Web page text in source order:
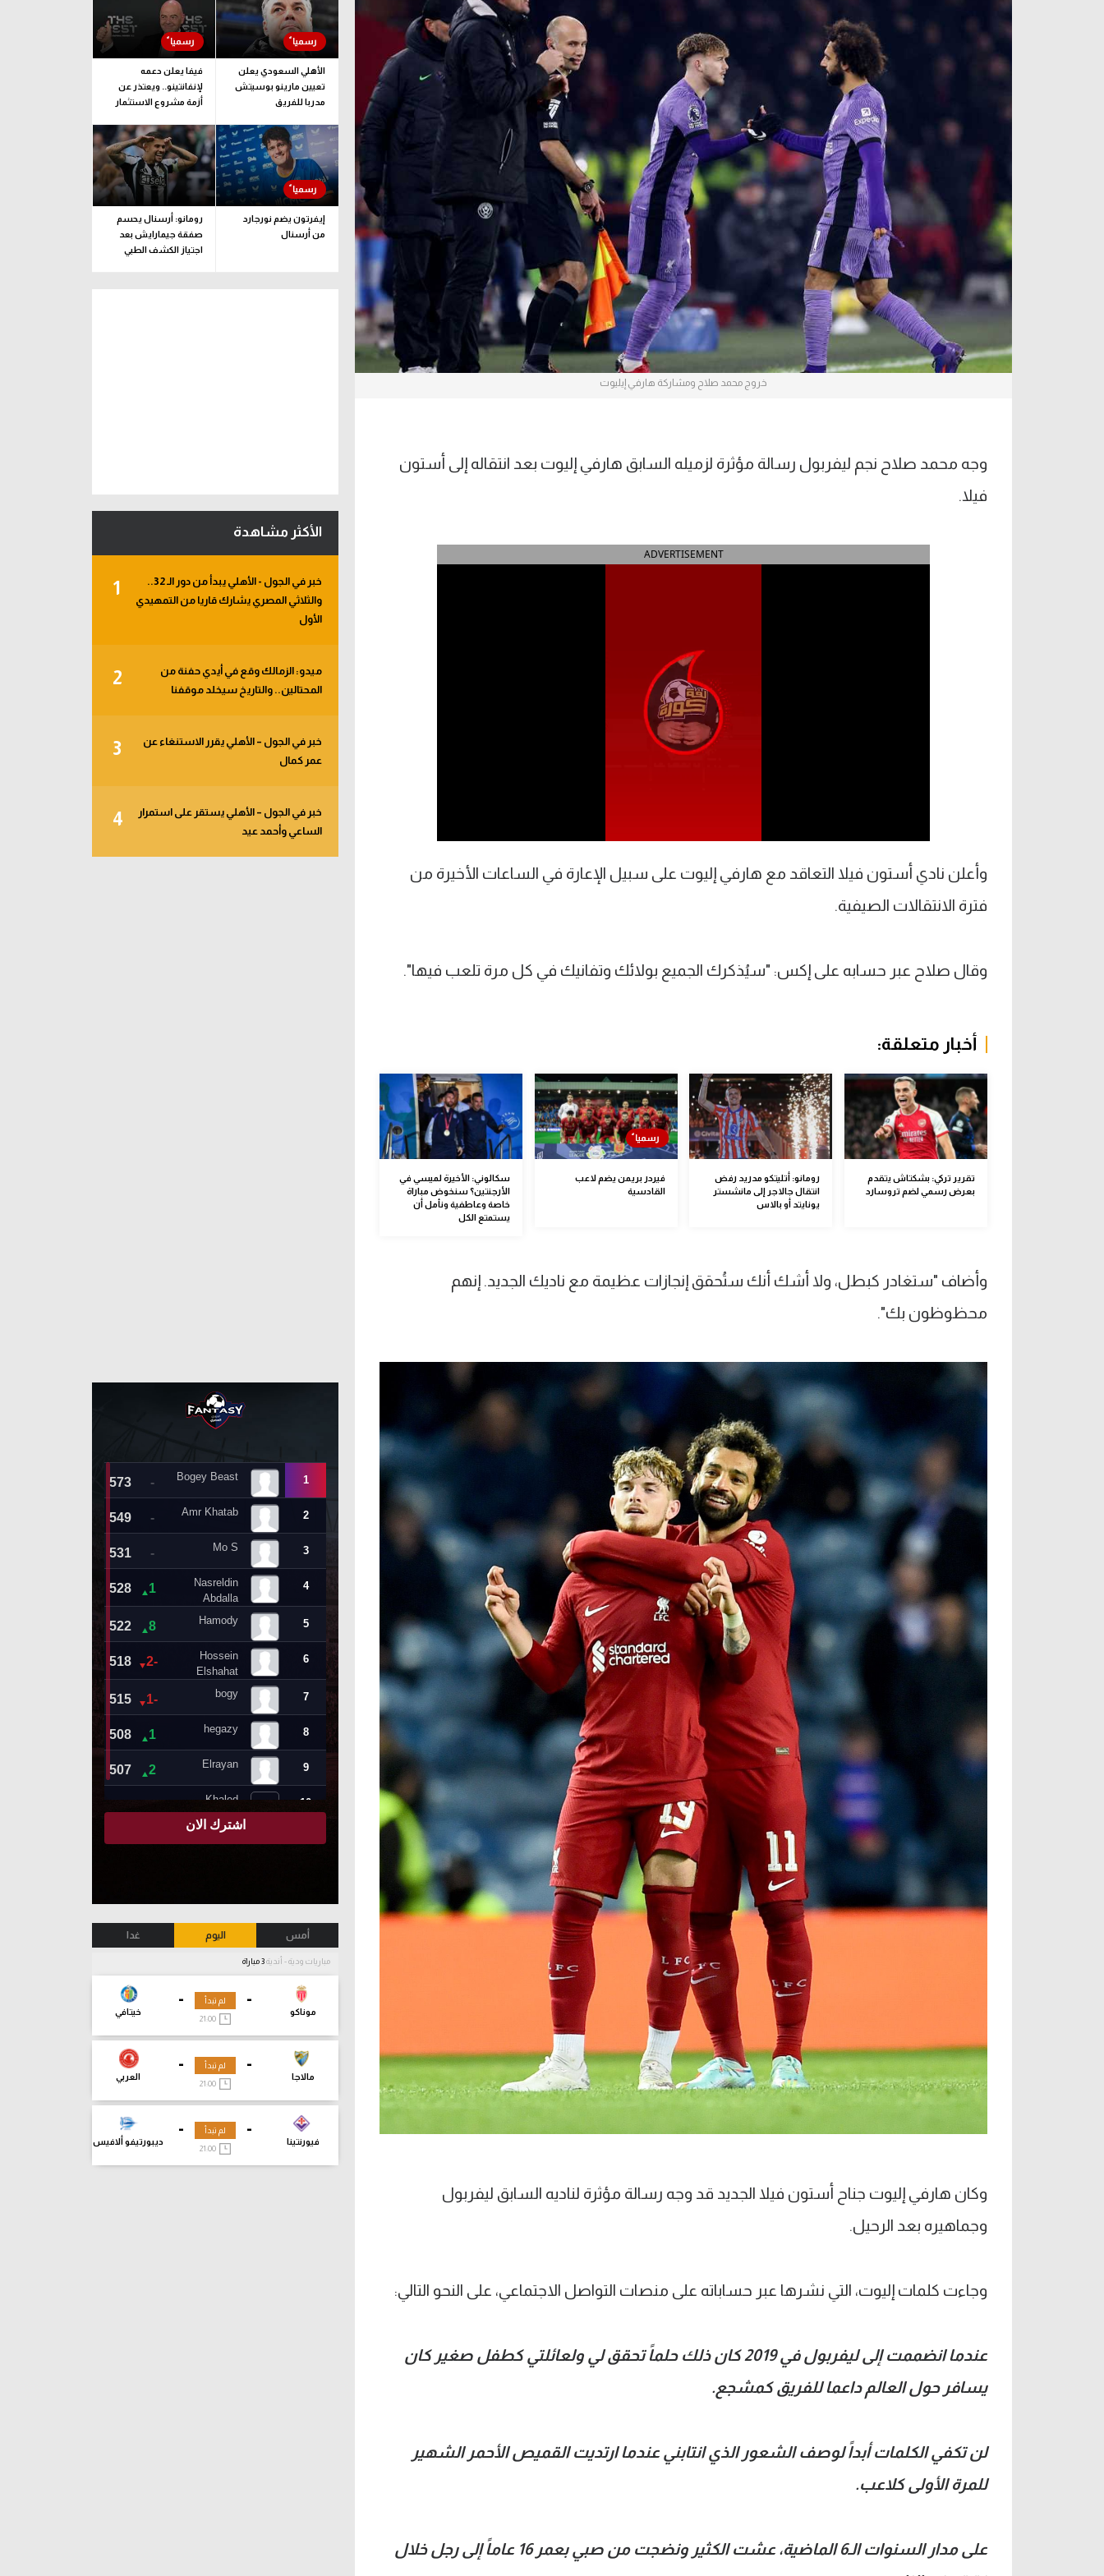
ركن الألعاب
الدوري السعودي للمحترفين
دوري أبطال أوروبا
دوري أبطال إفريقيا
كل البطولات
دوري أبطال أوروبا
القسم الثاني
رياضات أخرى
آسيا
أمريكا
ركن الألعاب
خروج محمد صلاح ومشاركة هارفي إيليوت
وجه محمد صلاح نجم ليفربول رسالة مؤثرة لزميله السابق هارفي إليوت بعد انتقاله إلى أستون
فيلا.
ADVERTISEMENT
وأعلن نادي أستون فيلا التعاقد مع هارفي إليوت على سبيل الإعارة في الساعات الأخيرة من
فترة الانتقالات الصيفية.
وقال صلاح عبر حسابه على إكس: "سيُذكرك الجميع بولائك وتفانيك في كل مرة تلعب فيها".
أخبار متعلقة:
تقرير تركي: بشكتاش يتقدم
بعرض رسمي لضم تروسارد
رومانو: أتليتكو مدريد رفض
انتقال جالاجر إلى مانشستر
يونايتد أو بالاس
فيردر بريمن يضم لاعب
القادسية
سكالوني: الأخيرة لميسي في
الأرجنتين؟ سنخوض مباراة
خاصة وعاطفية ونأمل أن
يستمتع الكل
وأضاف "ستغادر كبطل، ولا أشك أنك ستُحقق إنجازات عظيمة مع ناديك الجديد. إنهم
محظوظون بك".
وكان هارفي إليوت جناح أستون فيلا الجديد قد وجه رسالة مؤثرة لناديه السابق ليفربول
وجماهيره بعد الرحيل.
وجاءت كلمات إليوت، التي نشرها عبر حساباته على منصات التواصل الاجتماعي، على النحو التالي:
عندما انضممت إلى ليفربول في 2019 كان ذلك حلماً تحقق لي ولعائلتي كطفل صغير كان
يسافر حول العالم داعما للفريق كمشجع.
لن تكفي الكلمات أبداً لوصف الشعور الذي انتابني عندما ارتديت القميص الأحمر الشهير
للمرة الأولى كلاعب.
‏على مدار السنوات الـ6 الماضية، عشت الكثير ونضجت من صبي بعمر 16 عاماً إلى رجل خلال
الأهلي السعودي يعلن
تعيين مارينو بوسيتش
مدربا للفريق
فيفا يعلن دعمه
لإنفانتينو.. ويعتذر عن
أزمة مشروع الاستثمار
إيفرتون يضم نورجارد
من أرسنال
رومانو: أرسنال يحسم
صفقة جيمارايش بعد
اجتياز الكشف الطبي
الأكثر مشاهدة
1
خبر في الجول - الأهلي يبدأ من دور الـ 32..
والثلاثي المصري يشارك قاريا من التمهيدي
الأول
2
ميدو: الزمالك وقع في أيدي حفنة من
المحتالين.. والتاريخ سيخلد موقفنا
3
خبر في الجول – الأهلي يقرر الاستنغاء عن
عمر كمال
4
خبر في الجول – الأهلي يستقر على استمرار
الساعي وأحمد عيد
أمس اليوم غدا
مباريات ودية - أندية
-
موناكو
-
خيتافي
لم تبدأ
-
مالاجا
-
العربي
لم تبدأ
-
فيورنتينا
-
ديبورتيفو ألافيس
لم تبدأ